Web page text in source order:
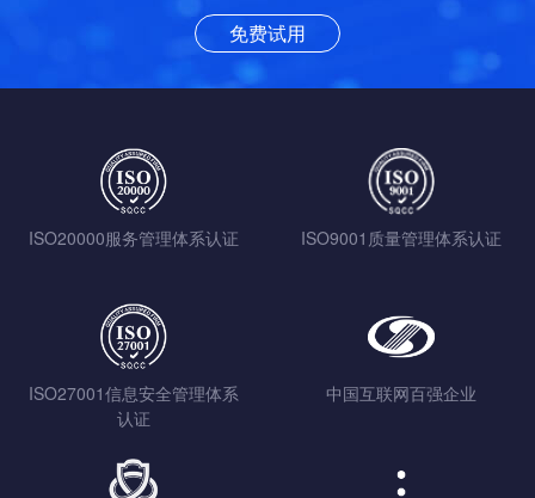
免费试用
ISO20000服务管理体系认证 ISO9001质量管理体系认证
ISO27001信息安全管理体系
认证
中国互联网百强企业